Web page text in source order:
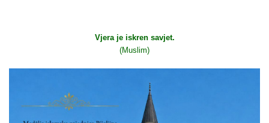
Vjera je iskren savjet.
(Muslim)